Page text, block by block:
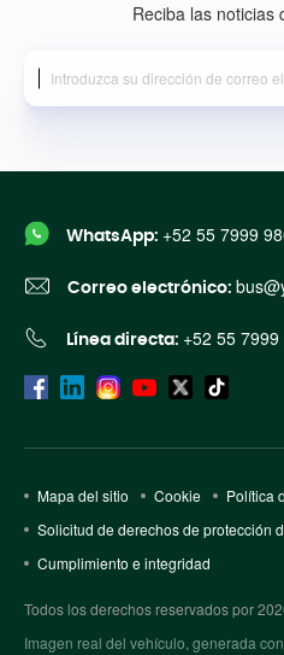
Reciba las noticias
WhatsApp: +52 55 7999
Correo electrónico:
Línea directa: +52 55 7999
Mapa del sitio Cookie
Política
Solicitud de derechos de protección
Cumplimiento e integridad
Todos los derechos reservados por
Imagen real del vehículo, generada